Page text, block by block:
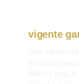
vigente